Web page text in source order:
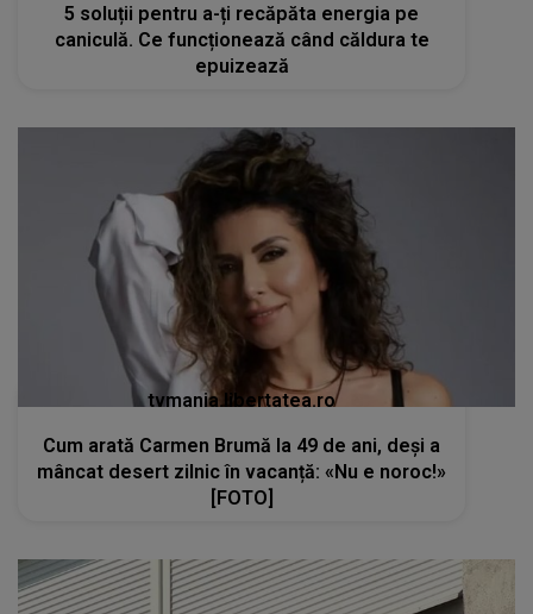
5 soluții pentru a-ți recăpăta energia pe
caniculă. Ce funcționează când căldura te
epuizează
tvmania.libertatea.ro
Cum arată Carmen Brumă la 49 de ani, deși a
mâncat desert zilnic în vacanță: «Nu e noroc!»
[FOTO]